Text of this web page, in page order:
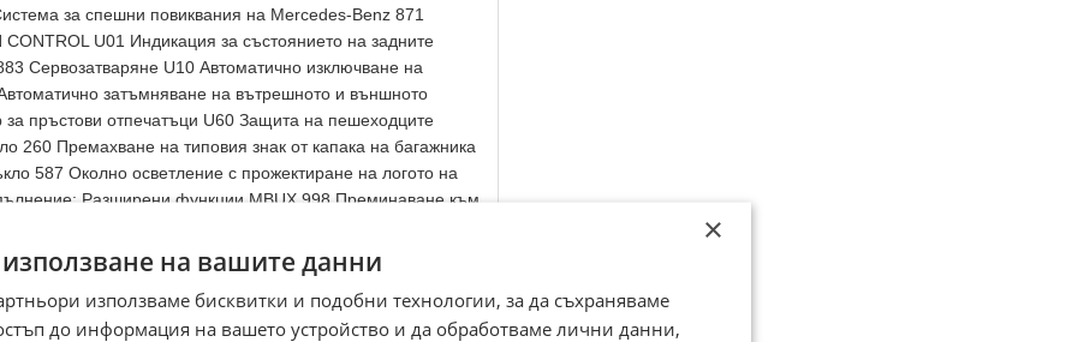
за спешни повиквания на Mercedes-Benz 871
U01 Индикация за състоянието на задните
Сервозатваряне U10 Автоматично изключване на
затъмняване на вътрешното и външното
пръстови отпечатъци U60 Защита на пешеходците
Премахване на типовия знак от капака на багажника
587 Околно осветление с прожектиране на логото на
Разширени функции MBUX 998 Преминаване към
76 литра 6U0 Цифрово допълнение: Спортен звук на
подготовка за Live Traffic Information U19
за навигация 927 Система за пречистване на
381 CI+BOX четец на карти 01U Цифрово допълнение:
услуги 79B Предварителна подготовка за цифрово радио
×
на вашите данни
използваме бисквитки и подобни технологии, за да съхраняваме
до информация на вашето устройство и да обработваме лични данни,